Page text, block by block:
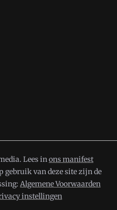
Lees inons manifest
gebruik van deze site zijn de
Algemene Voorwaarden
instellingen